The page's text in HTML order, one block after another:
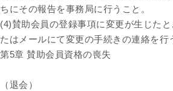
ちにその報告を事務局に行うこと。
(4)賛助会員の登録事項に変更が生じた
たはメールにて変更の手続きの連絡を行
第5章 賛助会員資格の喪失
（退会）